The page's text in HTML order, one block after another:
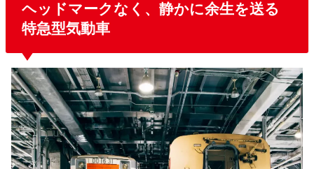
ヘッドマークなく、静かに余生を送る
特急型気動車